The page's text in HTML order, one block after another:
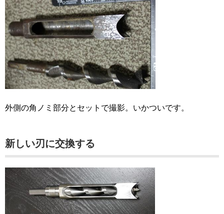
外側の角ノミ部分とセットで撮影。いかついです。
新しい刃に交換する